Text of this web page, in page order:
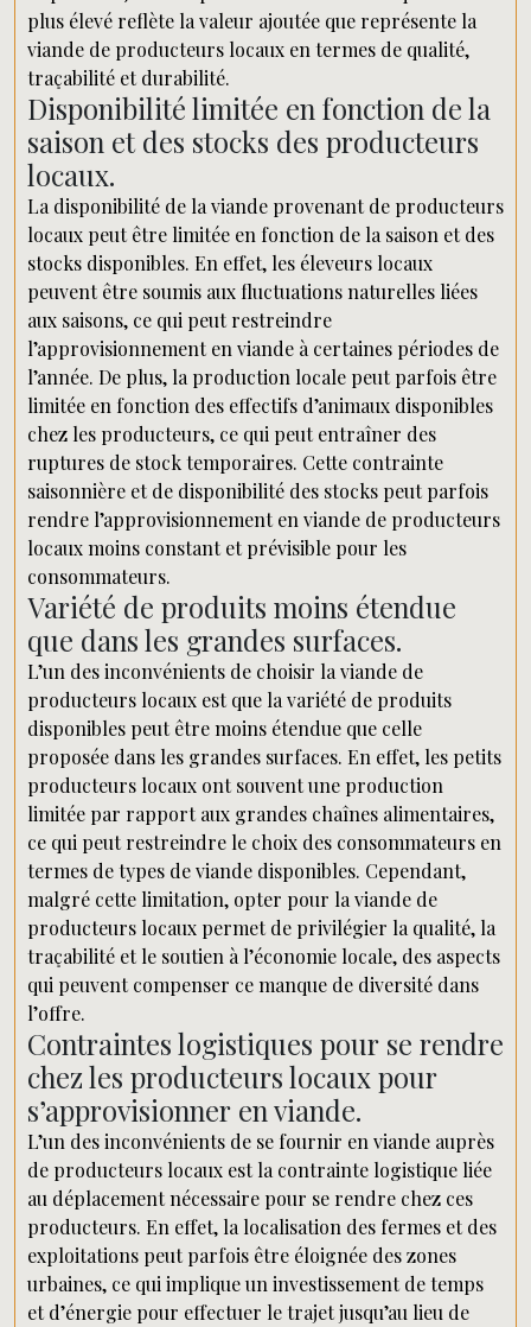
plus élevé reflète la valeur ajoutée que représente la
viande de producteurs locaux en termes de qualité,
traçabilité et durabilité.
Disponibilité limitée en fonction de la
saison et des stocks des producteurs
locaux.
La disponibilité de la viande provenant de producteurs
locaux peut être limitée en fonction de la saison et des
stocks disponibles. En effet, les éleveurs locaux
peuvent être soumis aux fluctuations naturelles liées
aux saisons, ce qui peut restreindre
l’approvisionnement en viande à certaines périodes de
l’année. De plus, la production locale peut parfois être
limitée en fonction des effectifs d’animaux disponibles
chez les producteurs, ce qui peut entraîner des
ruptures de stock temporaires. Cette contrainte
saisonnière et de disponibilité des stocks peut parfois
rendre l’approvisionnement en viande de producteurs
locaux moins constant et prévisible pour les
consommateurs.
Variété de produits moins étendue
que dans les grandes surfaces.
L’un des inconvénients de choisir la viande de
producteurs locaux est que la variété de produits
disponibles peut être moins étendue que celle
proposée dans les grandes surfaces. En effet, les petits
producteurs locaux ont souvent une production
limitée par rapport aux grandes chaînes alimentaires,
ce qui peut restreindre le choix des consommateurs en
termes de types de viande disponibles. Cependant,
malgré cette limitation, opter pour la viande de
producteurs locaux permet de privilégier la qualité, la
traçabilité et le soutien à l’économie locale, des aspects
qui peuvent compenser ce manque de diversité dans
l’offre.
Contraintes logistiques pour se rendre
chez les producteurs locaux pour
s’approvisionner en viande.
L’un des inconvénients de se fournir en viande auprès
de producteurs locaux est la contrainte logistique liée
au déplacement nécessaire pour se rendre chez ces
producteurs. En effet, la localisation des fermes et des
exploitations peut parfois être éloignée des zones
urbaines, ce qui implique un investissement de temps
et d’énergie pour effectuer le trajet jusqu’au lieu de